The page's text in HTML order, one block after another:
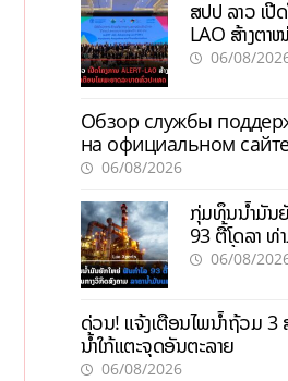
ສປປ ລາວ ເປີ
LAO ສ້າງຕາ
ພະຍາດລະບາດ
06/08/
Обзор службы
на официальном
актуальной
06/08/2026
ກຸ່ມທຶນນ້ຳມັນ
93 ຕື້ໂດລາ ທ່
ລາຄານໍ້າມັນແພ
06/08/
ດ່ວນ! ແຈ້ງເຕືອນໄພນໍ້າຖ້ວມ 3
ນໍ້າໃກ້ແຕະຈຸດອັນຕະລາຍ
06/08/2026